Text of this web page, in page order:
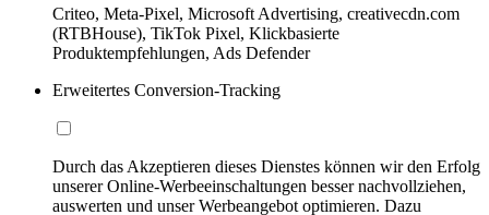
Criteo, Meta-Pixel, Microsoft Advertising, creativecdn.com
(RTBHouse), TikTok Pixel, Klickbasierte
Produktempfehlungen, Ads Defender
Erweitertes Conversion-Tracking
Durch das Akzeptieren dieses Dienstes können wir den Erfolg
unserer Online-Werbeeinschaltungen besser nachvollziehen,
auswerten und unser Werbeangebot optimieren. Dazu